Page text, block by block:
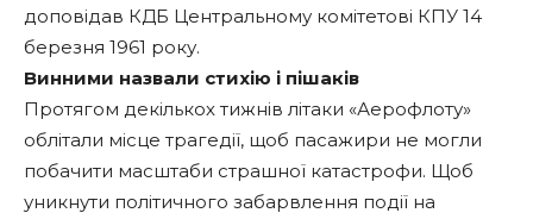
доповідав КДБ Центральному комітетові КПУ 14
березня 1961 року.
Винними назвали стихію і пішаків
Протягом декількох тижнів літаки «Аерофлоту»
облітали місце трагедії, щоб пасажири не могли
побачити масштаби страшної катастрофи. Щоб
уникнути політичного забарвлення події на